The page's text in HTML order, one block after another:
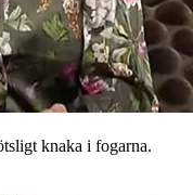
knaka i fogarna.